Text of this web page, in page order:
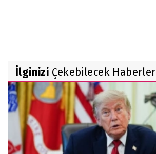
İlginizi Çekebilecek Haberler